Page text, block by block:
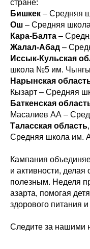
стране:
Бишкек – Средняя
Ош – Средняя
Кара-Балта –
Жалал-Абад –
Иссык-Кульская
школа №5 им.
Нарынская
Кызарт – Средняя
Баткенская
Масалиев АА –
Таласская область
Средняя школа им.
Кампания
и активности,
полезным. Неделя
азарта, помогая
здорового питания
Следите за нашими